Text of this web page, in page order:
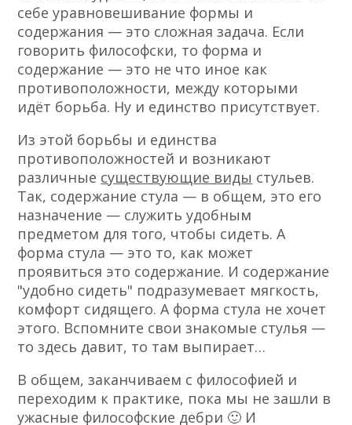
себе уравновешивание формы и
содержания — это сложная задача. Если
говорить философски, то форма и
содержание — это не что иное как
противоположности, между которыми
идёт борьба. Ну и единство присутствует.
Из этой борьбы и единства
противоположностей и возникают
различные существующие виды стульев.
Так, содержание стула — в общем, это его
назначение — служить удобным
предметом для того, чтобы сидеть. А
форма стула — это то, как может
проявиться это содержание. И содержание
"удобно сидеть" подразумевает мягкость,
комфорт сидящего. А форма стула не хочет
этого. Вспомните свои знакомые стулья —
то здесь давит, то там выпирает…
В общем, заканчиваем с философией и
переходим к практике, пока мы не зашли в
ужасные философские дебри 🙂 И